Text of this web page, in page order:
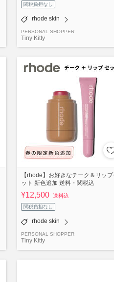
関税負担なし
rhode skin
PERSONAL SHOPPER
Tiny Kitty
【rhode】お好きなチーク＆リップ
ット 新色追加 送料・関税込
¥12,500 送料込
関税負担なし
rhode skin
PERSONAL SHOPPER
Tiny Kitty